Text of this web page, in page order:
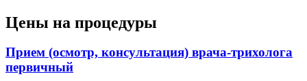
Цены на процедуры
Прием (осмотр, консультация) врача-трихолога
первичный